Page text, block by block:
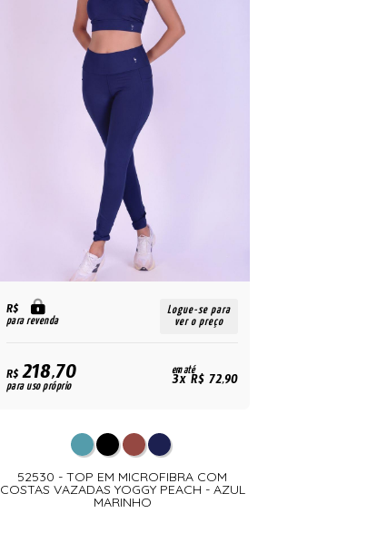
R$
para revenda
Logue-se para
ver o preço
R$218,70
para uso próprio
em até
3x R$ 72,90
52530 - TOP EM MICROFIBRA COM
COSTAS VAZADAS YOGGY PEACH - AZUL
MARINHO